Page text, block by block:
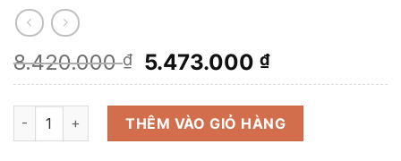
8.420.000₫
Giá
gốc
là:
8.420.000 ₫.
5.473.000₫Giá
hiện
tại
là:
5.473.000
Máy hút mùi âm tủ mặt kính đen Hafele HH-TG60E số lượng
THÊM VÀO GIỎ HÀNG